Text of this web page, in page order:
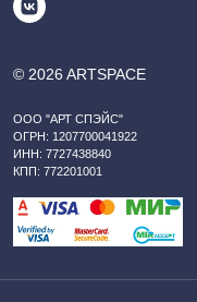
© 2026 ARTSPACE
ООО "АРТ СПЭЙС"
ОГРН: 1207700041922
ИНН: 7727438840
КПП: 772201001